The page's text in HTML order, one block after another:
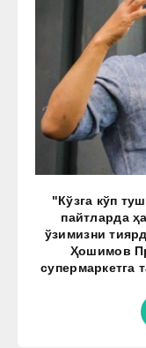
"Кўзга кўп
пайтларда
ўзимизни
Ҳошимов